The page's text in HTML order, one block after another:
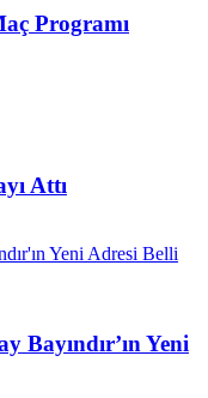
Programı
Attı
Bayındır’ın Yeni